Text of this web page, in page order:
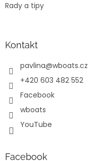
Rady a tipy
Kontakt
pavlina@wboats.cz
+420 603 482 552
Facebook
wboats
YouTube
Facebook